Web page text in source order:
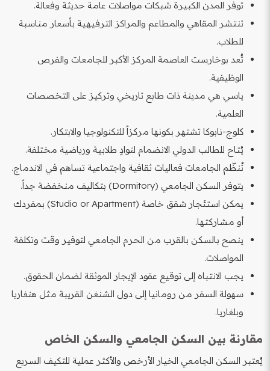
توفر المدن الكبيرة شبكات مواصلات عامة حديثة وفعالة.
تنتشر المقاهي والمطاعم والمراكز الترفيهية بأسعار مناسبة
للطلاب.
تُعد بوخارست العاصمة المركز الأكبر للجامعات والفرص
الوظيفية.
ياسي هي مدينة ذات طابع تاريخي وتركيز على التخصصات
العلمية.
كلوج-نابوكا تشتهر بكونها مركزاً للتكنولوجيا والابتكار.
يُتاح للطالب الدولي الانضمام لنوادٍ طلابية ورياضية مختلفة.
تُنظّم الجامعات فعاليات ثقافية واجتماعية تساهم في الاندماج.
يتوفر السكن الجامعي (Dormitory) بتكاليف منخفضة جداً.
يمكن استئجار شقق خاصة (Studio or Apartment) بمفردك
أو مشاركتها.
ينصح بالسكن بالقرب من الحرم الجامعي لتوفير وقت وتكلفة
المواصلات.
يجب الانتباه إلى توقيع عقود الإيجار الموثقة لضمان الحقوق.
سهولة السفر من رومانيا إلى دول الشنغن القريبة مثل هنغاريا
وبلغاريا.
مقارنة بين السكن الجامعي والسكن الخاص
يُعتبر السكن الجامعي الخيار الأرخص والأكثر عملية للتكيف السريع